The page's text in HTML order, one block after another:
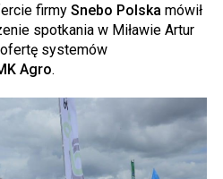
firmy Snebo Polska mówił
spotkania w Miławie Artur
systemów
Agro.